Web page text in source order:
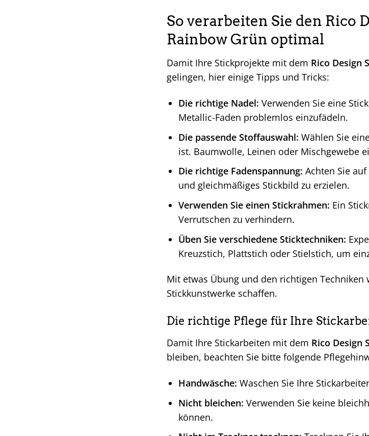
So verarbeiten Sie den Rico
Rainbow Grün optimal
Damit Ihre Stickprojekte mit dem Rico Design
gelingen, hier einige Tipps und Tricks:
Die richtige Nadel: Verwenden Sie eine
Metallic-Faden problemlos einzufädeln.
Die passende Stoffauswahl: Wählen Sie
ist. Baumwolle, Leinen oder Mischgewebe
Die richtige Fadenspannung: Achten Sie
und gleichmäßiges Stickbild zu erzielen.
Verwenden Sie einen Stickrahmen: Ein
Verrutschen zu verhindern.
Üben Sie verschiedene Sticktechniken:
Kreuzstich, Plattstich oder Stielstich, um
Mit etwas Übung und den richtigen
Stickkunstwerke schaffen.
Die richtige Pflege für Ihre
Damit Ihre Stickarbeiten mit dem Rico Design
bleiben, beachten Sie bitte folgende
Handwäsche: Waschen Sie Ihre
Nicht bleichen: Verwenden Sie keine
können.